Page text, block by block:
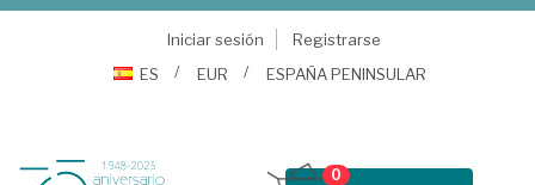
Iniciar sesión
Registrarse
ES
EUR ESPAÑA PENINSULAR
0